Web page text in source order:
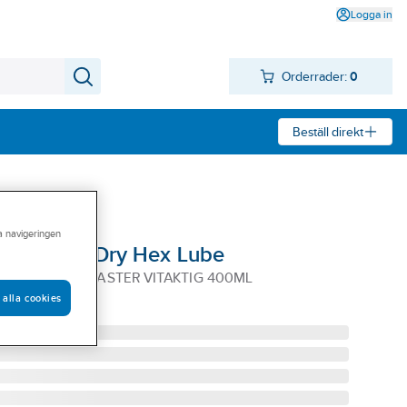
Logga in
Orderrader: 0
Beställ direkt
Master Dry Hex Lube
H-BN SPRAY MASTER VITAKTIG 400ML
navigeringen
alla cookies